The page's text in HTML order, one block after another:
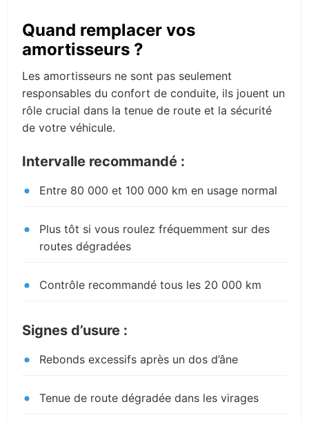
Quand remplacer vos
amortisseurs ?
Les amortisseurs ne sont pas seulement
responsables du confort de conduite, ils jouent un
rôle crucial dans la tenue de route et la sécurité
de votre véhicule.
Intervalle recommandé :
Entre 80 000 et 100 000 km en usage normal
Plus tôt si vous roulez fréquemment sur des
routes dégradées
Contrôle recommandé tous les 20 000 km
Signes d’usure :
Rebonds excessifs après un dos d’âne
Tenue de route dégradée dans les virages